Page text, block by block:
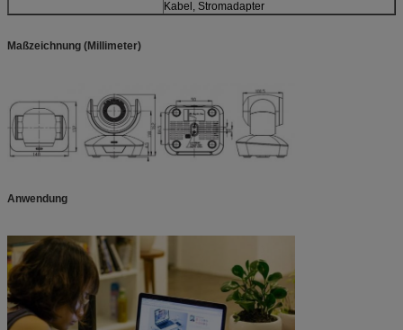
Kabel, Stromadapter
Maßzeichnung (Millimeter)
Anwendung